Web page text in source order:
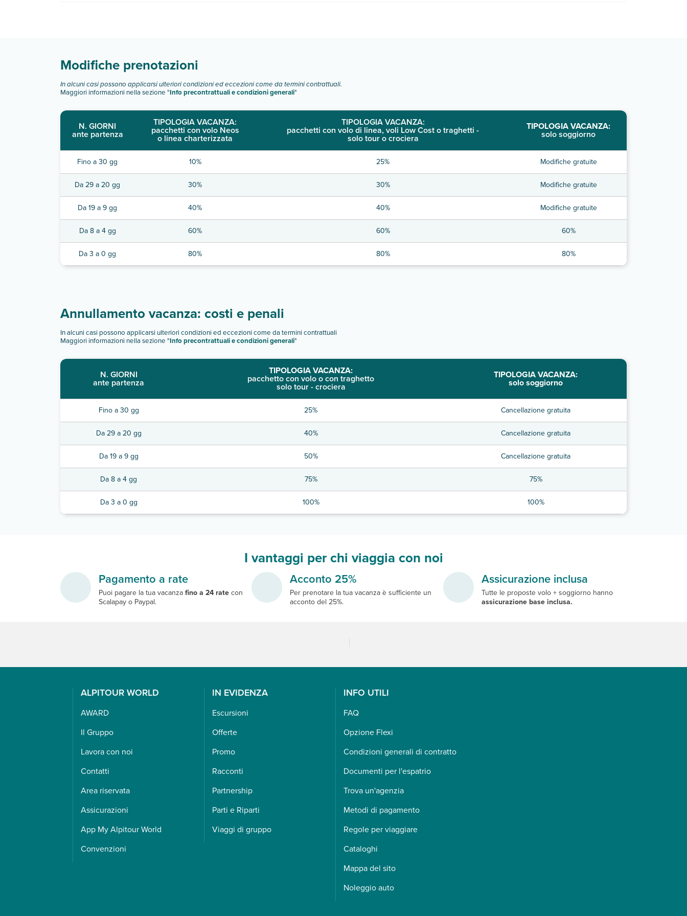
Modifiche prenotazioni
In alcuni casi possono applicarsi ulteriori condizioni ed eccezioni come da termini contrattuali.
Maggiori informazioni nella sezione "Info precontrattuali e condizioni generali"
N. GIORNI
ante partenza
TIPOLOGIA VACANZA:
pacchetti con volo Neos
o linea charterizzata
TIPOLOGIA VACANZA:
pacchetti con volo di linea, voli Low Cost o traghetti -
solo tour o crociera
TIPOLOGIA VACANZA:
solo soggiorno
Fino a 30 gg 10% 25% Modifiche gratuite
Da 29 a 20 gg 30% 30% Modifiche gratuite
Da 19 a 9 gg 40% 40% Modifiche gratuite
Da 8 a 4 gg 60% 60% 60%
Da 3 a 0 gg 80% 80% 80%
Annullamento vacanza: costi e penali
In alcuni casi possono applicarsi ulteriori condizioni ed eccezioni come da termini contrattuali
Maggiori informazioni nella sezione "Info precontrattuali e condizioni generali"
N. GIORNI
ante partenza
TIPOLOGIA VACANZA:
pacchetto con volo o con traghetto
solo tour - crociera
TIPOLOGIA VACANZA:
solo soggiorno
Fino a 30 gg 25% Cancellazione gratuita
Da 29 a 20 gg 40% Cancellazione gratuita
Da 19 a 9 gg 50% Cancellazione gratuita
Da 8 a 4 gg 75% 75%
Da 3 a 0 gg 100% 100%
I vantaggi per chi viaggia con noi
Pagamento a rate
Puoi pagare la tua vacanzafino a 24 ratecon
Scalapay o Paypal.
Acconto 25%
Per prenotare la tua vacanza è sufficiente un
acconto del 25%.
Assicurazione inclusa
Tutte le proposte volo + soggiorno hanno
assicurazione base inclusa.
ALPITOUR WORLD
AWARD
Il Gruppo
Lavora con noi
Contatti
Area riservata
Assicurazioni
App My Alpitour World
Convenzioni
IN EVIDENZA
Escursioni
Offerte
Promo
Racconti
Partnership
Parti e Riparti
Viaggi di gruppo
INFO UTILI
FAQ
Opzione Flexi
Condizioni generali di contratto
Documenti per l'espatrio
Trova un'agenzia
Metodi di pagamento
Regole per viaggiare
Cataloghi
Mappa del sito
Noleggio auto